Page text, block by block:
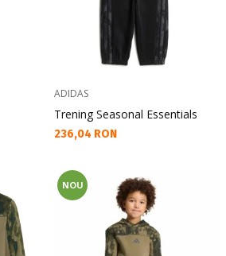
ADIDAS
Trening Seasonal Essentials
Текуща цена:
236,04 RON
NOU